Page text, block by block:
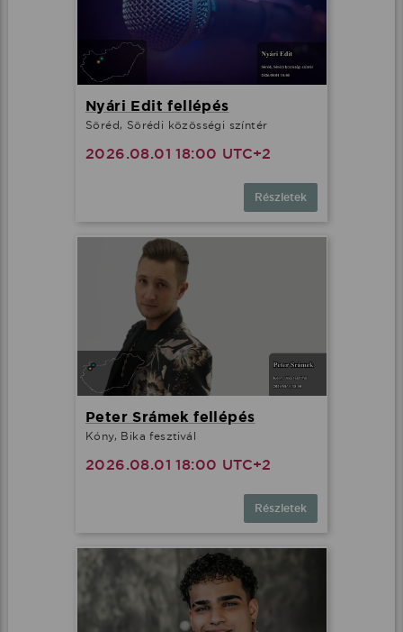
Nyári Edit fellépés
Söréd, Sörédi közösségi színtér
2026.08.01 18:00 UTC+2
Részletek
Peter Srámek fellépés
Kóny, Bika fesztivál
2026.08.01 18:00 UTC+2
Részletek